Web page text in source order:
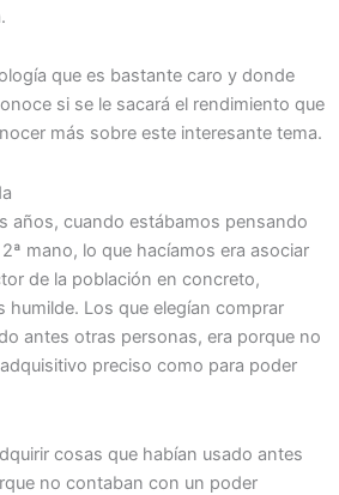
que es bastante caro y donde
si se le sacará el rendimiento que
más sobre este interesante tema.
años, cuando estábamos pensando
mano, lo que hacíamos era asociar
de la población en concreto,
humilde. Los que elegían comprar
antes otras personas, era porque no
preciso como para poder
cosas que habían usado antes
no contaban con un poder